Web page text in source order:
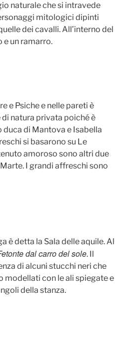
naturale che si intravede
mitologici dipinti
dei cavalli. All’interno del
un ramarro.
e Psiche e nelle pareti è
natura privata poiché è
di Mantova e Isabella
si basarono su Le
amoroso sono altri due
I grandi affreschi sono
è detta la Sala delle aquile. Al
dal carro del sole. Il
di alcuni stucchi neri che
modellati con le ali spiegate e
della stanza.